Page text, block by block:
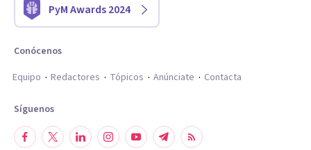
PyM Awards 2024
Conócenos
Equipo
Redactores Tópicos Anúnciate Contacta
Síguenos